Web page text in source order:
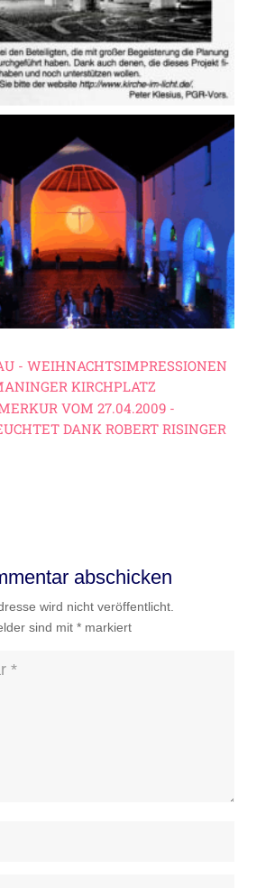
- WEIHNACHTSIMPRESSIONEN
KIRCHPLATZ
VOM 27.04.2009 -
DANK ROBERT RISINGER
abschicken
wird nicht veröffentlicht.
sind mit *markiert